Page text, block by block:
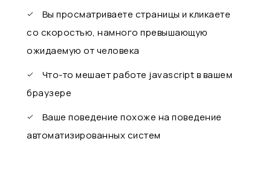
Вы просматриваете страницы и кликаете
со скоростью, намного превышающую
ожидаемую от человека
Что-то мешает работе javascript в вашем
браузере
Ваше поведение похоже на поведение
автоматизированных систем